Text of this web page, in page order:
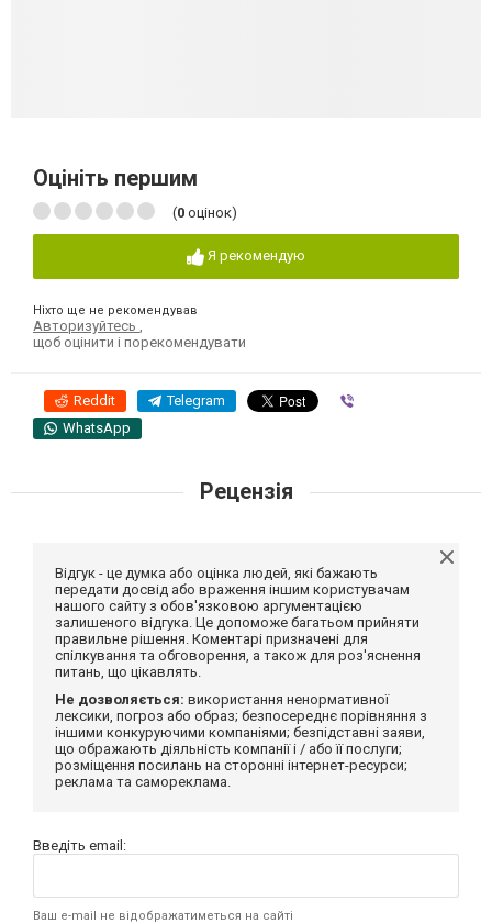
Оцініть першим
(0 оцінок)
Я рекомендую
Ніхто ще не рекомендував
Авторизуйтесь
щоб оцінити і порекомендувати
Reddit Telegram
WhatsApp
Рецензія
Відгук - це думка або оцінка людей, які бажають
передати досвід або враження іншим користувачам
нашого сайту з обов'язковою аргументацією
залишеного відгука. Це допоможе багатьом прийняти
правильне рішення. Коментарі призначені для
спілкування та обговорення, а також для роз'яснення
питань, що цікавлять.
Не дозволяється: використання ненормативної
лексики, погроз або образ; безпосереднє порівняння з
іншими конкуруючими компаніями; безпідставні заяви,
що ображають діяльність компанії і / або її послуги;
розміщення посилань на сторонні інтернет-ресурси;
реклама та самореклама.
Введіть email:
Ваш e-mail не відображатиметься на сайті